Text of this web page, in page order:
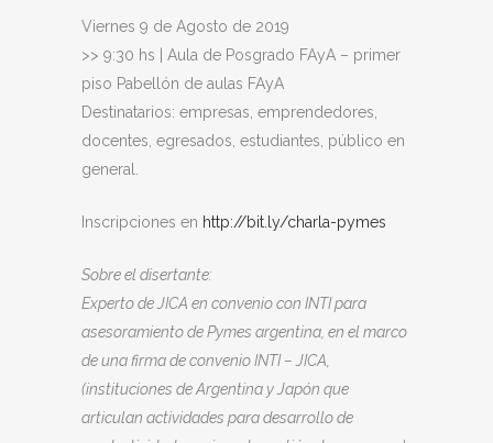
Viernes 9 de Agosto de 2019
>> 9:30 hs | Aula de Posgrado FAyA – primer
piso Pabellón de aulas FAyA
Destinatarios: empresas, emprendedores,
docentes, egresados, estudiantes, público en
general.
Inscripciones en http://bit.ly/charla-pymes
Sobre el disertante:
Experto de JICA en convenio con INTI para
asesoramiento de Pymes argentina, en el marco
de una firma de convenio INTI – JICA,
(instituciones de Argentina y Japón que
articulan actividades para desarrollo de